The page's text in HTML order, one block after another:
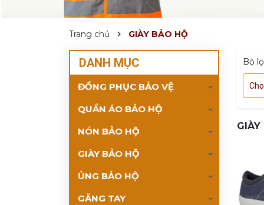
Trang chủ GIÀY BẢO HỘ
DANH MỤC
ĐỒNG PHỤC BẢO VỆ
QUẦN ÁO BẢO HỘ
NÓN BẢO HỘ
GIÀY BẢO HỘ
ỦNG BẢO HỘ
GĂNG TAY
Bộ